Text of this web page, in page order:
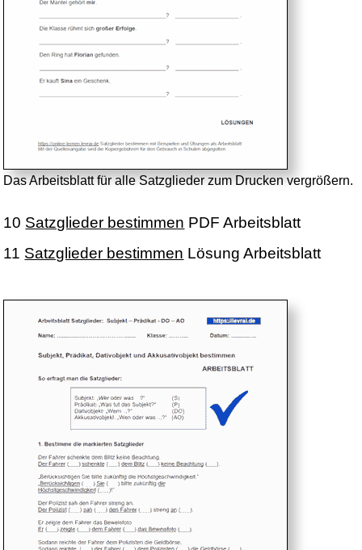
Das Arbeitsblatt für alle Satzglieder zum Drucken vergrößern.
10 Satzglieder bestimmen PDF Arbeitsblatt
11 Satzglieder bestimmen Lösung Arbeitsblatt